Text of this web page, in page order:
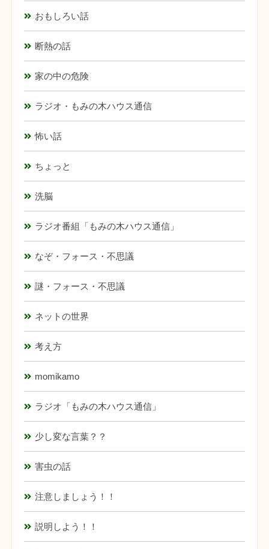
おもしろい話
断熱の話
家の中の危険
ラジオ・もみの木ハウス通信
怖い話
ちょっと
洗脳
ラジオ番組「もみの木ハウス通信」
なぞ・フォース・不思議
謎・フォース・不思議
ネットの世界
考え方
momikamo
ラジオ「もみの木ハウス通信」
少し変な言葉？？
害虫の話
注意しましょう！！
説明しよう！！